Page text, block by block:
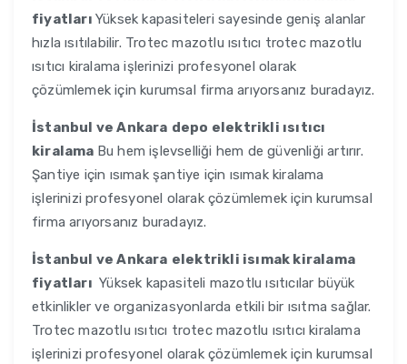
fiyatları Yüksek kapasiteleri sayesinde geniş alanlar
hızla ısıtılabilir. Trotec mazotlu ısıtıcı trotec mazotlu
ısıtıcı kiralama işlerinizi profesyonel olarak
çözümlemek için kurumsal firma arıyorsanız buradayız.
İstanbul ve Ankara depo elektrikli ısıtıcı
kiralama Bu hem işlevselliği hem de güvenliği artırır.
Şantiye için ısımak şantiye için ısımak kiralama
işlerinizi profesyonel olarak çözümlemek için kurumsal
firma arıyorsanız buradayız.
İstanbul ve Ankara elektrikli isımak kiralama
fiyatları Yüksek kapasiteli mazotlu ısıtıcılar büyük
etkinlikler ve organizasyonlarda etkili bir ısıtma sağlar.
Trotec mazotlu ısıtıcı trotec mazotlu ısıtıcı kiralama
işlerinizi profesyonel olarak çözümlemek için kurumsal